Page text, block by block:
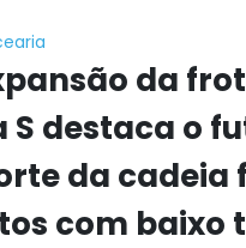
da
S destaca o
da cadeia
com baixo